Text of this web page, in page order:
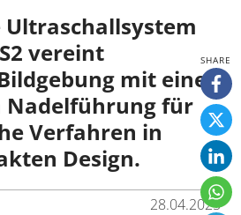
Ultraschallsystem
vereint
mit einer
Nadelführung für
Verfahren in
Design.
28.04.2025